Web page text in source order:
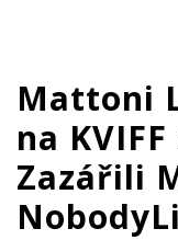
Mattoni
na
Zazářili